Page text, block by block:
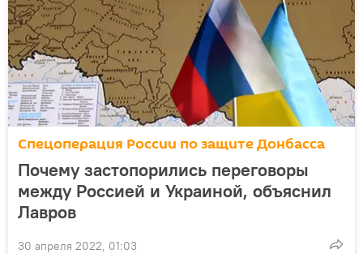
Спецоперация России по защите Донбасса
Почему застопорились переговоры
между Россией и Украиной, объяснил
Лавров
30 апреля 2022, 01:03